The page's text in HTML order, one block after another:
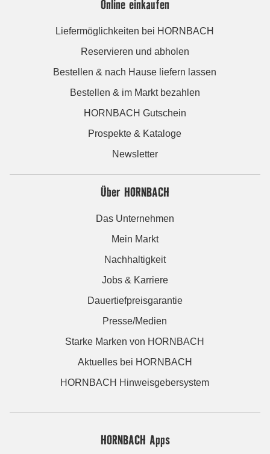
Online einkaufen
Liefermöglichkeiten bei HORNBACH
Reservieren und abholen
Bestellen & nach Hause liefern lassen
Bestellen & im Markt bezahlen
HORNBACH Gutschein
Prospekte & Kataloge
Newsletter
Über HORNBACH
Das Unternehmen
Mein Markt
Nachhaltigkeit
Jobs & Karriere
Dauertiefpreisgarantie
Presse/Medien
Starke Marken von HORNBACH
Aktuelles bei HORNBACH
HORNBACH Hinweisgebersystem
HORNBACH Apps